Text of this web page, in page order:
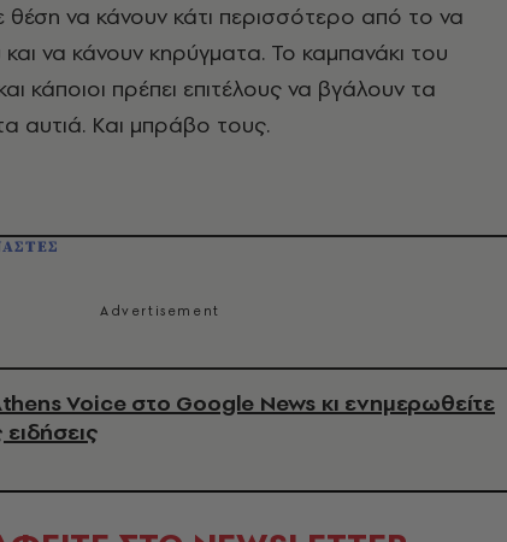
θέση να κάνουν κάτι περισσότερο από το να
να κάνουν κηρύγματα. Το καμπανάκι του
κάποιοι πρέπει επιτέλους να βγάλουν τα
αυτιά. Και μπράβο τους.
Voice στο Google News κι ενημερωθείτε